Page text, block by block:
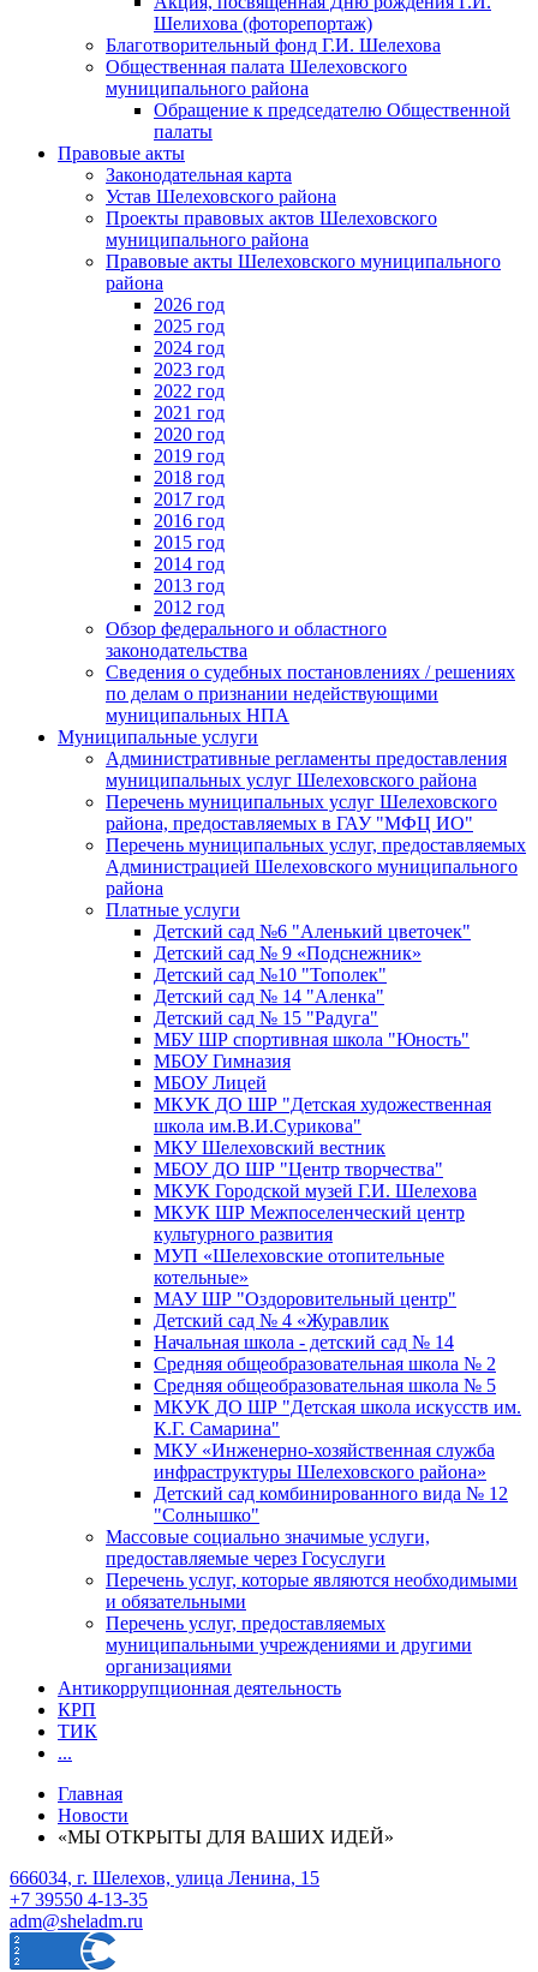
Шелихова (фоторепортаж)
Благотворительный фонд Г.И. Шелехова
Общественная палата Шелеховского
муниципального района
Обращение к председателю Общественной
палаты
Правовые акты
Законодательная карта
Устав Шелеховского района
Проекты правовых актов Шелеховского
муниципального района
Правовые акты Шелеховского муниципального
района
2026 год
2025 год
2024 год
2023 год
2022 год
2021 год
2020 год
2019 год
2018 год
2017 год
2016 год
2015 год
2014 год
2013 год
2012 год
Обзор федерального и областного
законодательства
Сведения о судебных постановлениях / решениях
по делам о признании недействующими
муниципальных НПА
Муниципальные услуги
Административные регламенты предоставления
муниципальных услуг Шелеховского района
Перечень муниципальных услуг Шелеховского
района, предоставляемых в ГАУ "МФЦ ИО"
Перечень муниципальных услуг, предоставляемых
Администрацией Шелеховского муниципального
района
Платные услуги
Детский сад №6 "Аленький цветочек"
Детский сад № 9 «Подснежник»
Детский сад №10 "Тополек"
Детский сад № 14 "Аленка"
Детский сад № 15 "Радуга"
МБУ ШР спортивная школа "Юность"
МБОУ Гимназия
МБОУ Лицей
МКУК ДО ШР "Детская художественная
школа им.В.И.Сурикова"
МКУ Шелеховский вестник
МБОУ ДО ШР "Центр творчества"
МКУК Городской музей Г.И. Шелехова
МКУК ШР Межпоселенческий центр
культурного развития
МУП «Шелеховские отопительные
котельные»
МАУ ШР "Оздоровительный центр"
Детский сад № 4 «Журавлик
Начальная школа - детский сад № 14
Средняя общеобразовательная школа № 2
Средняя общеобразовательная школа № 5
МКУК ДО ШР "Детская школа искусств им.
К.Г. Самарина"
МКУ «Инженерно-хозяйственная служба
инфраструктуры Шелеховского района»
Детский сад комбинированного вида № 12
"Солнышко"
Массовые социально значимые услуги,
предоставляемые через Госуслуги
Перечень услуг, которые являются необходимыми
и обязательными
Перечень услуг, предоставляемых
муниципальными учреждениями и другими
организациями
Антикоррупционная деятельность
КРП
ТИК
...
Главная
Новости
«МЫ ОТКРЫТЫ ДЛЯ ВАШИХ ИДЕЙ»
666034, г. Шелехов, улица Ленина, 15
+7 39550 4-13-35
adm@sheladm.ru